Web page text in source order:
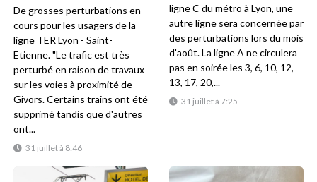
31 juillet à 8:46
De grosses perturbations en
cours pour les usagers de la
ligne TER Lyon - Saint-
Etienne. "Le trafic est très
perturbé en raison de travaux
sur les voies à proximité de
Givors. Certains trains ont été
supprimé tandis que d'autres
ont...
31 juillet à 7:25
ligne C du métro à Lyon, une
autre ligne sera concernée par
des perturbations lors du mois
d'août. La ligne A ne circulera
pas en soirée les 3, 6, 10, 12,
13, 17, 20,...